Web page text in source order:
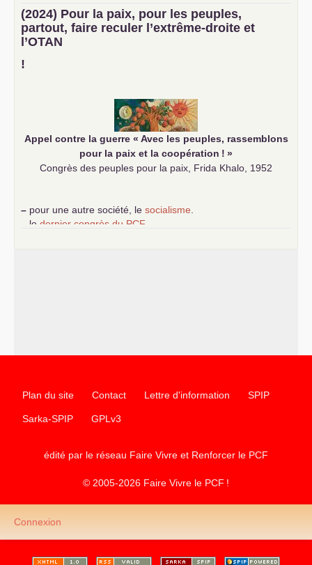
–
un texte de Jean-Claude Delaunay
le marxisme est la
science sociale de notre temps
–un appel proposé aux partis communistes et ouvrier
d’Europe
–
(2024) Pour la paix, pour les peuples,
partout, faire reculer l’extrême-droite et
l’OTAN
!
Appel contre la guerre « Avec les peuples, rassemblons
pour la paix et la coopération ! »
Congrès des peuples pour la paix, Frida Khalo, 1952
– pour une autre société, le socialisme
le dernier congrès du PCF
Plan du site Contact Lettre d'information SPIP
Sarka-SPIP GPLv3
édité par le réseau Faire Vivre et Renforcer le PCF
© 2005-2026 Faire Vivre le PCF !
Connexion